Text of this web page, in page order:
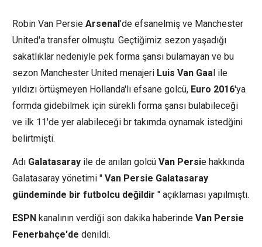
Robin Van Persie Arsenal'de efsanelmiş ve Manchester
United'a transfer olmuştu. Geçtiğimiz sezon yaşadığı
sakatlıklar nedeniyle pek forma şansı bulamayan ve bu
sezon Manchester United menajeri Luis Van Gaal ile
yıldızı örtüşmeyen Hollanda'lı efsane golcü, Euro 2016'ya
formda gidebilmek için sürekli forma şansı bulabileceği
ve ilk 11'de yer alabileceği br takımda oynamak istedğini
belirtmişti.
Adı Galatasaray ile de anılan golcü Van Persie hakkında
Galatasaray yönetimi '' Van Persie Galatasaray
gündeminde bir futbolcu değildir '' açıklaması yapılmıştı.
ESPN kanalının verdiği son dakika haberinde Van Persie
Fenerbahçe'de denildi.